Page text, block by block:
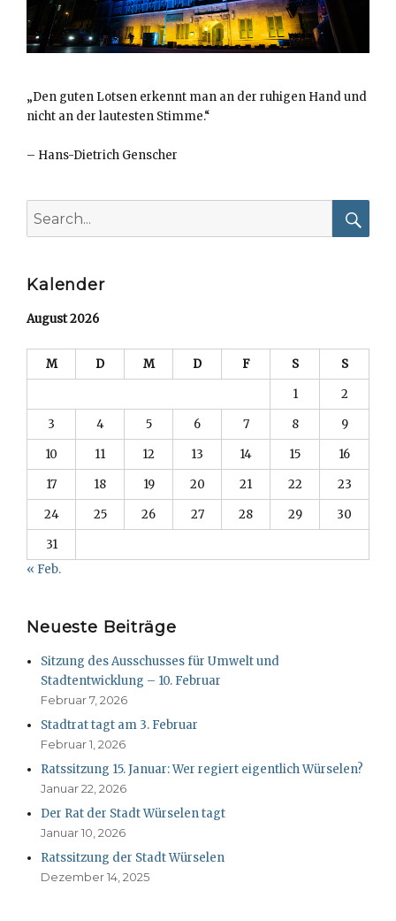
„Den guten Lotsen erkennt man an der ruhigen Hand und
nicht an der lautesten Stimme.“
– Hans-Dietrich Genscher
for:
Kalender
August 2026
M D M D F S
S
1
2
3
4 5 6 7 8
9
10
11 12 13 14 15
16
17
18 19 20 21 22
23
24
25 26 27 28 29
30
31
« Feb.
Neueste Beiträge
Sitzung des Ausschusses für Umwelt und
Stadtentwicklung – 10. Februar
Februar 7, 2026
Stadtrat tagt am 3. Februar
Februar 1, 2026
Ratssitzung 15. Januar: Wer regiert eigentlich Würselen?
Januar 22, 2026
Der Rat der Stadt Würselen tagt
Januar 10, 2026
Ratssitzung der Stadt Würselen
Dezember 14, 2025